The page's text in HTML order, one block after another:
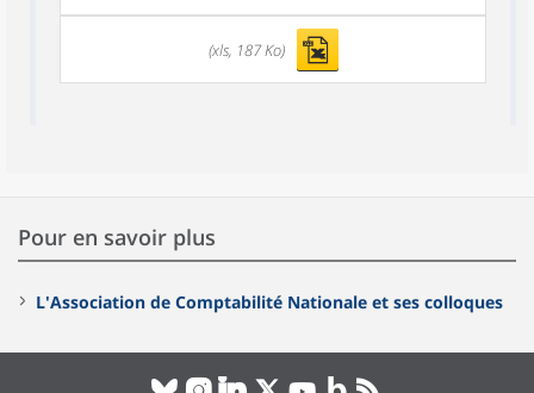
(xls, 187 Ko)
Pour en savoir plus
L'Association de Comptabilité Nationale et ses colloques